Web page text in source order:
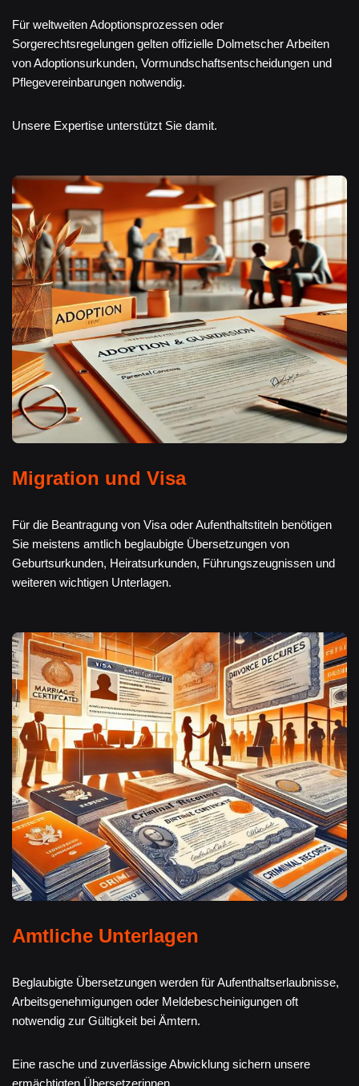
Für weltweiten Adoptionsprozessen oder
Sorgerechtsregelungen gelten offizielle Dolmetscher Arbeiten
von Adoptionsurkunden, Vormundschaftsentscheidungen und
Pflegevereinbarungen notwendig.
Unsere Expertise unterstützt Sie damit.
Migration und Visa
Für die Beantragung von Visa oder Aufenthaltstiteln benötigen
Sie meistens amtlich beglaubigte Übersetzungen von
Geburtsurkunden, Heiratsurkunden, Führungszeugnissen und
weiteren wichtigen Unterlagen.
Amtliche Unterlagen
Beglaubigte Übersetzungen werden für Aufenthaltserlaubnisse,
Arbeitsgenehmigungen oder Meldebescheinigungen oft
notwendig zur Gültigkeit bei Ämtern.
Eine rasche und zuverlässige Abwicklung sichern unsere